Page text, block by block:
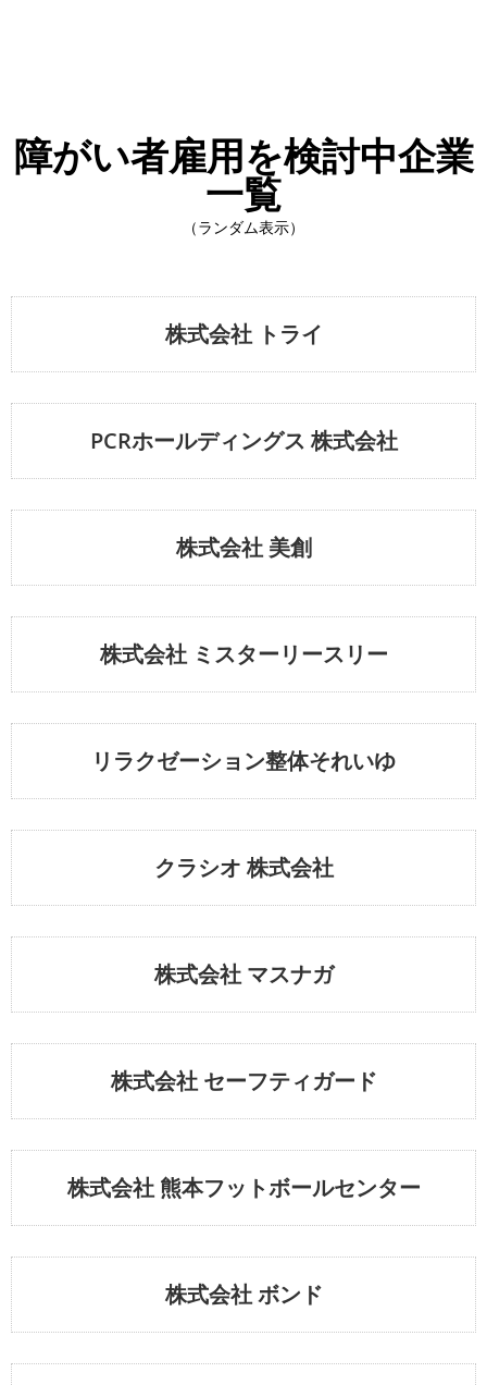
障がい者雇用を検討中企業
一覧
（ランダム表示）
株式会社 トライ
PCRホールディングス 株式会社
株式会社 美創
株式会社 ミスターリースリー
リラクゼーション整体それいゆ
クラシオ 株式会社
株式会社 マスナガ
株式会社 セーフティガード
株式会社 熊本フットボールセンター
株式会社 ボンド